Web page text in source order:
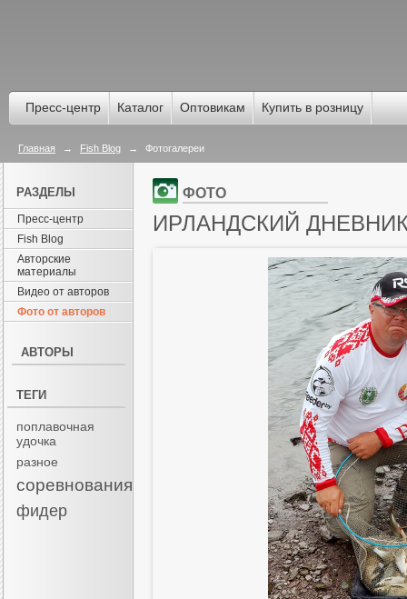
Пресс-центр Каталог Оптовикам Купить в розницу
Главная → Fish Blog → Фотогалереи
РАЗДЕЛЫ
Пресс-центр
Fish Blog
Авторские
материалы
Видео от авторов
Фото от авторов
АВТОРЫ
ТЕГИ
поплавочная
удочка
разное
соревнования
фидер
ФОТО
ИРЛАНДСКИЙ